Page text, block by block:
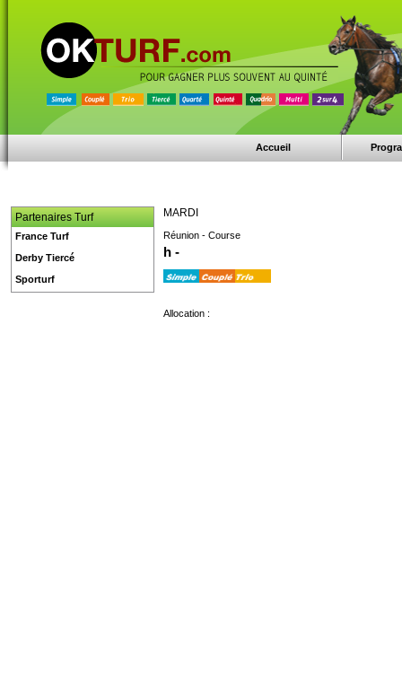
Accueil
MARDI
Réunion - Course
h -
Allocation :
Partenaires Turf
France Turf
Derby Tiercé
Sporturf